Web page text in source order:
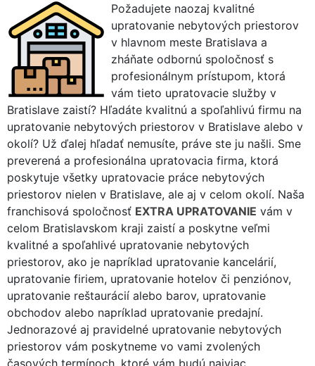
Požadujete naozaj kvalitné
upratovanie nebytových priestorov
v hlavnom meste Bratislava a
zháňate odbornú spoločnosť s
profesionálnym prístupom, ktorá
vám tieto upratovacie služby v
Bratislave zaistí? Hľadáte kvalitnú a spoľahlivú firmu na
upratovanie nebytových priestorov v Bratislave alebo v
okolí? Už ďalej hľadať nemusíte, práve ste ju našli. Sme
preverená a profesionálna upratovacia firma, ktorá
poskytuje všetky upratovacie práce nebytových
priestorov nielen v Bratislave, ale aj v celom okolí. Naša
franchisová spoločnosť EXTRA UPRATOVANIE vám v
celom Bratislavskom kraji zaistí a poskytne veľmi
kvalitné a spoľahlivé upratovanie nebytových
priestorov, ako je napríklad upratovanie kancelárií,
upratovanie firiem, upratovanie hotelov či penziónov,
upratovanie reštaurácií alebo barov, upratovanie
obchodov alebo napríklad upratovanie predajní.
Jednorazové aj pravidelné upratovanie nebytových
priestorov vám poskytneme vo vami zvolených
časových termínoch, ktoré vám budú najviac